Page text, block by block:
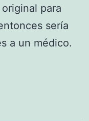
para
sería
a un médico.